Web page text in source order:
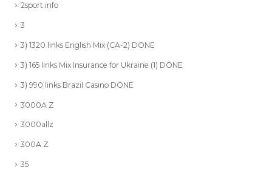
2sport.info
3
3) 1320 links English Mix (CA-2) DONE
3) 165 links Mix Insurance for Ukraine (1) DONE
3) 990 links Brazil Casino DONE
3000A Z
3000allz
300A Z
35